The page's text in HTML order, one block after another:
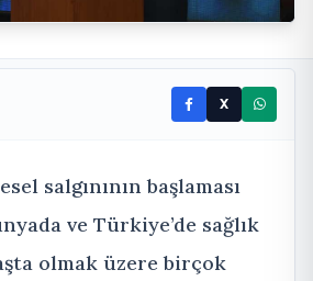
X
salgınının başlaması
ve Türkiye’de sağlık
olmak üzere birçok